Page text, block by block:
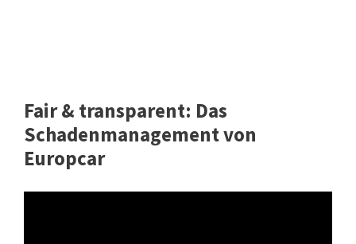
Fair & transparent: Das
Schadenmanagement von
Europcar